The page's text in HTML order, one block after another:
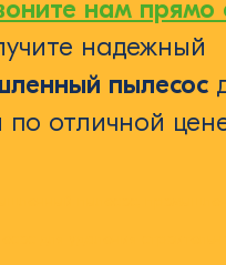
нам прямо
надежный
пылесос
по отличной